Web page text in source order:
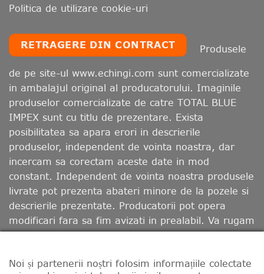
Politica de utilizare cookie-uri
RETRAGERE DIN CONTRACT
Produsele
de pe site-ul www.echingi.com sunt comercializate
in ambalajul original al producatorului. Imaginile
produselor comercializate de catre TOTAL BLUE
IMPEX sunt cu titlu de prezentare. Exista
posibilitatea sa apara erori in descrierile
produselor, independent de vointa noastra, dar
incercam sa corectam aceste date in mod
constant. Independent de vointa noastra produsele
livrate pot prezenta abateri minore de la pozele si
descrierile prezentate. Producatorii pot opera
modificari fara sa fim avizati in prealabil. Va rugam
sa retineti ca, in functie de calibrarea monitorului
reale.
Noi și partenerii noștri folosim informațiile colectate